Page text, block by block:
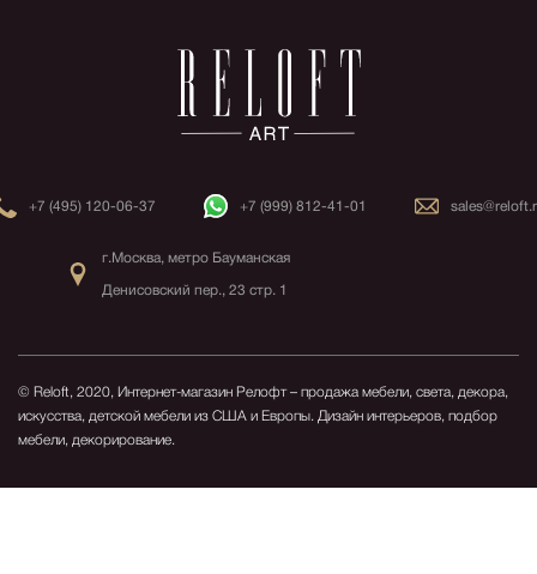
+7 (495) 120-06-37 +7 (999) 812-41-01
г.Москва, метро Бауманская
Денисовский пер., 23 стр. 1
© Reloft, 2020, Интернет-магазин Релофт – продажа мебели, света, декора,
искусства, детской мебели из США и Европы. Дизайн интерьеров, подбор
мебели, декорирование.